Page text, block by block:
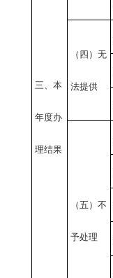
三、本
年度办
理结果
（四）无
法提供
（五）不
予处理